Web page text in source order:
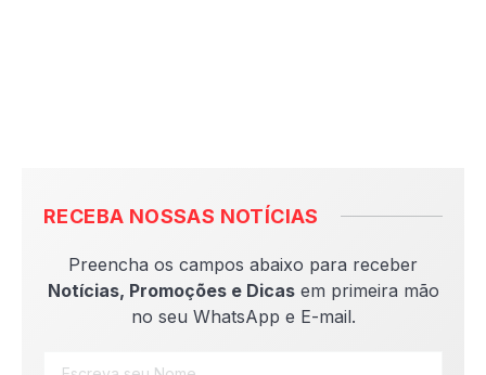
RECEBA NOSSAS NOTÍCIAS
Preencha os campos abaixo para receber
Notícias, Promoções e Dicasem primeira mão
no seu WhatsApp e E-mail.